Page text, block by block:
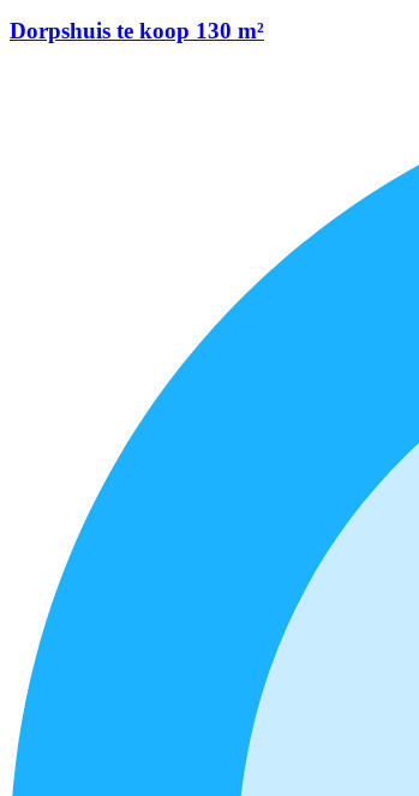
Dorpshuis te koop 130 m²